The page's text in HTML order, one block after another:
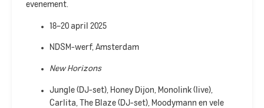
evenement.​
18–20 april 2025
NDSM-werf, Amsterdam
New Horizons
Jungle (DJ-set), Honey Dijon, Monolink (live),
Carlita, The Blaze (DJ-set), Moodymann en vele